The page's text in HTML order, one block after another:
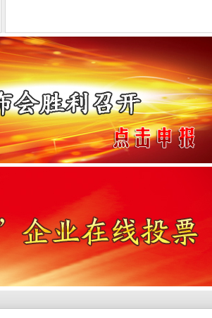
中国肥料企业网、万客化工论坛、中国农业网、
安宁生活网、环渤海区域信息网